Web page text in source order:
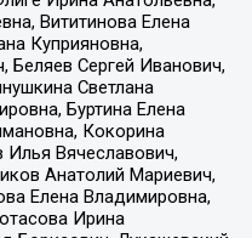
Вититинова Елена
Куприяновна,
Беляев Сергей Иванович,
Светлана
Буртина Елена
Кокорина
Илья Вячеславович,
Анатолий Мариевич,
Елена Владимировна,
Ирина